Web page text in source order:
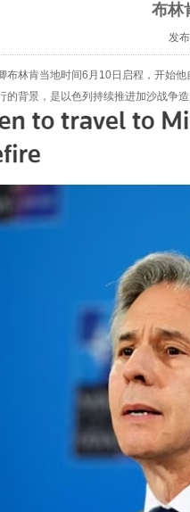
布林
发
肯当地时间6月10日启程，开始他
景，是以色列持续推进加沙战争造